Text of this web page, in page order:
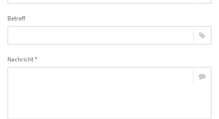
Betreff
Nachricht*